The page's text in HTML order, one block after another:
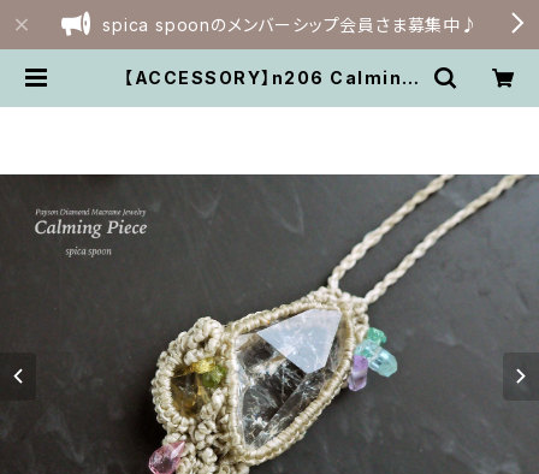
spica spoonのメンバーシップ会員さま募集中♪
【ACCESSORY】n206 Calming